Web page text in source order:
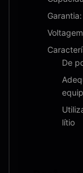
De
lítio